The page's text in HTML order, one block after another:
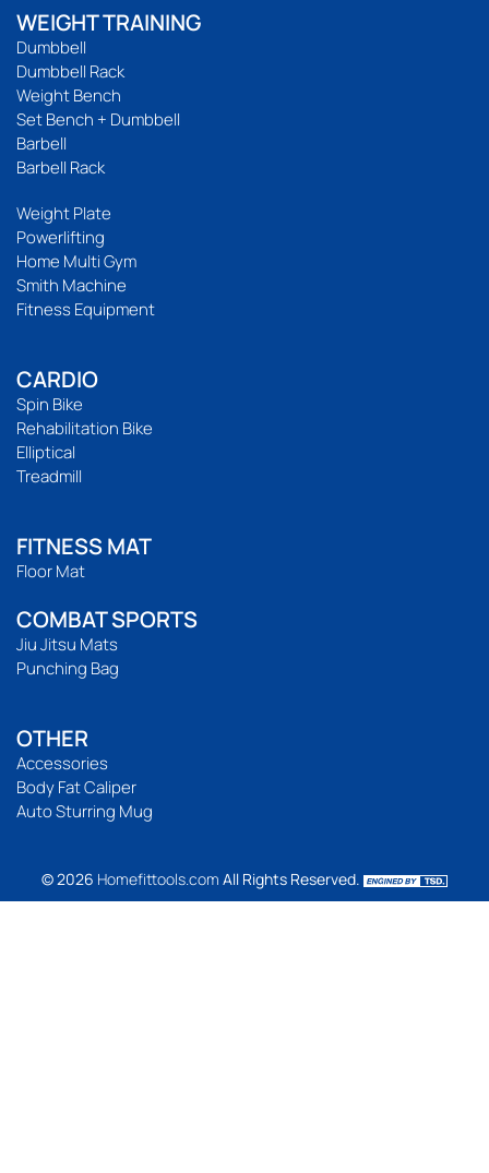
WEIGHT TRAINING
Dumbbell
Dumbbell Rack
Weight Bench
Set Bench + Dumbbell
Barbell
Barbell Rack
Weight Plate
Powerlifting
Home Multi Gym
Smith Machine
Fitness Equipment
CARDIO
Spin Bike
Rehabilitation Bike
Elliptical
Treadmill
FITNESS MAT
Floor Mat
COMBAT SPORTS
Jiu Jitsu Mats
Punching Bag
OTHER
Accessories
Body Fat Caliper
Auto Sturring Mug
© 2026 Homefittools.com All Rights Reserved.